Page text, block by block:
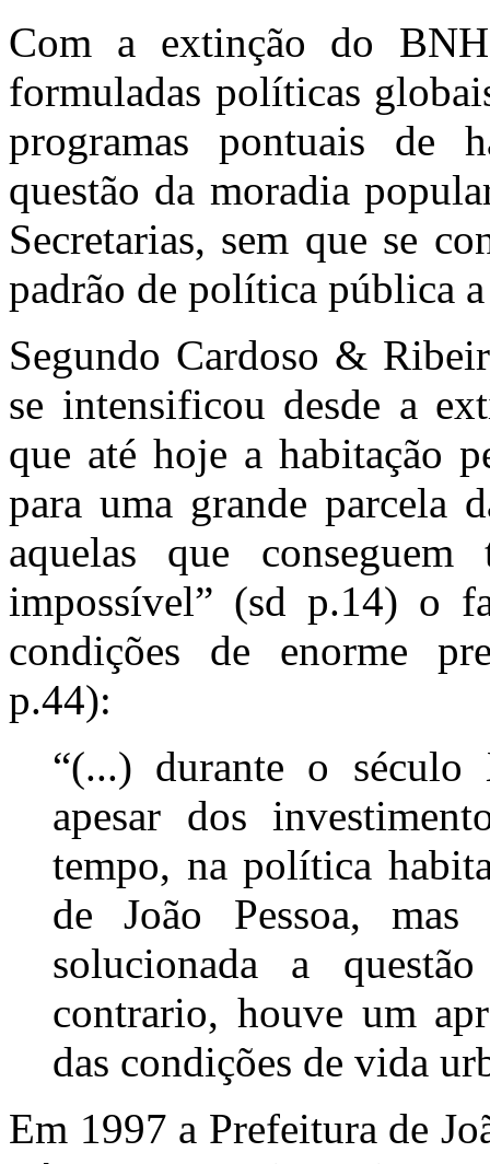
Com a extinção do
formuladas políticas
programas pontuais de
questão da moradia
Secretarias, sem que se
padrão de política pública
Segundo Cardoso &
se intensificou desde a
que até hoje a habitação
para uma grande parcela
aquelas que
impossível” (sd p.14) o
condições de enorme
p.44):
“(...) durante o
apesar dos
tempo, na política
de João Pessoa,
solucionada a
contrario, houve um
das condições de vida
Em 1997 a Prefeitura de